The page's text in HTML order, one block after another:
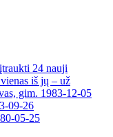
24 nauji
iš jų – už
gim. 1983-12-05
09-26
05-25